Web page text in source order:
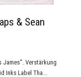
& Sean
James". Verstärkung
Inks Label Tha...